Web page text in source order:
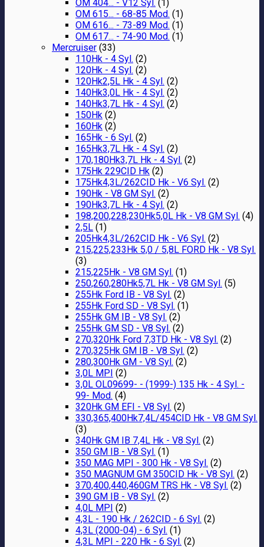
OM 404... - V12 Syl. (1)
OM 615... - 68-85 Mod. (1)
OM 616... - 73-89 Mod. (1)
OM 617... - 74-90 Mod. (1)
Mercruiser (33)
110Hk - 4 Syl. (2)
120Hk - 4 Syl. (2)
120Hk2,5L Hk - 4 Syl. (2)
140Hk3,0L Hk - 4 Syl. (2)
140Hk3,7L Hk - 4 Syl. (2)
150Hk (2)
160Hk (2)
165Hk - 6 Syl. (2)
165Hk3,7L Hk - 4 Syl. (2)
170,180Hk3,7L Hk - 4 Syl. (2)
175Hk 229CID Hk (2)
175Hk4,3L/262CID Hk - V6 Syl. (2)
190Hk - V8 GM Syl. (2)
190Hk3,7L Hk - 4 Syl. (2)
198,200,228,230Hk5,0L Hk - V8 GM Syl. (4)
2,5L (1)
205Hk4,3L/262CID Hk - V6 Syl. (2)
215,225,233Hk 5,0 / 5,8L FORD Hk - V8 Syl.
(3)
215,225Hk - V8 GM Syl. (1)
250,260,280Hk5,7L Hk - V8 GM Syl. (5)
255Hk Ford IB - V8 Syl. (2)
255Hk Ford SD - V8 Syl. (1)
255Hk GM IB - V8 Syl. (2)
255Hk GM SD - V8 Syl. (2)
270,320Hk Ford 7,3TD Hk - V8 Syl. (2)
270,325Hk GM IB - V8 Syl. (2)
280,300Hk GM - V8 Syl. (2)
3,0L MPI (2)
3,0L OL09699- - (1999-) 135 Hk - 4 Syl. -
99- Mod. (4)
320Hk GM EFI - V8 Syl. (2)
330,365,400Hk7,4L/454CID Hk - V8 GM Syl.
(3)
340Hk GM IB 7,4L Hk - V8 Syl. (2)
350 GM IB - V8 Syl. (1)
350 MAG MPI - 300 Hk - V8 Syl. (2)
350 MAGNUM GM 350CID Hk - V8 Syl. (2)
370,400,440,460GM TRS Hk - V8 Syl. (2)
390 GM IB - V8 Syl. (2)
4,0L MPI (2)
4,3L - 190 Hk / 262CID - 6 Syl. (2)
4,3L (2000-04) - 6 Syl. (1)
4,3L MPI - 220 Hk - 6 Syl. (2)